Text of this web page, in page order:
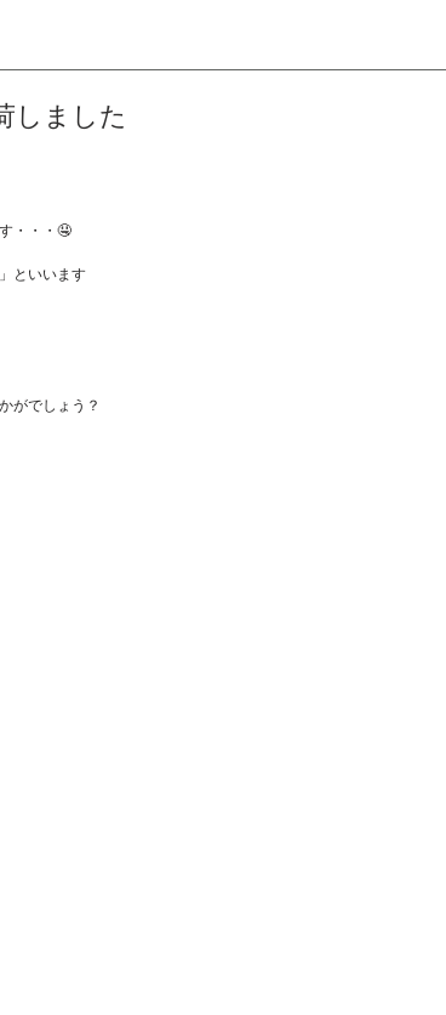
しました
・・・🤤
といいます
がでしょう？